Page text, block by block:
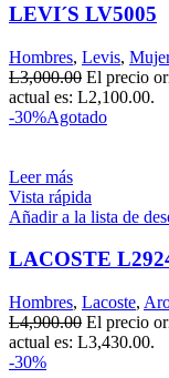
LEVI´S LV5005
Hombres, Levis,
L3,000.00 El precio
actual es: L2,100.00.
-30%Agotado
Leer más
Vista rápida
Añadir a la lista de
LACOSTE
Hombres, Lacoste,
L4,900.00 El precio
actual es: L3,430.00.
-30%